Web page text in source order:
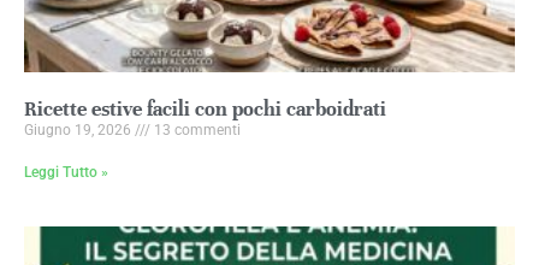
Ricette estive facili con pochi carboidrati
Giugno 19, 2026 13 commenti
Leggi Tutto »